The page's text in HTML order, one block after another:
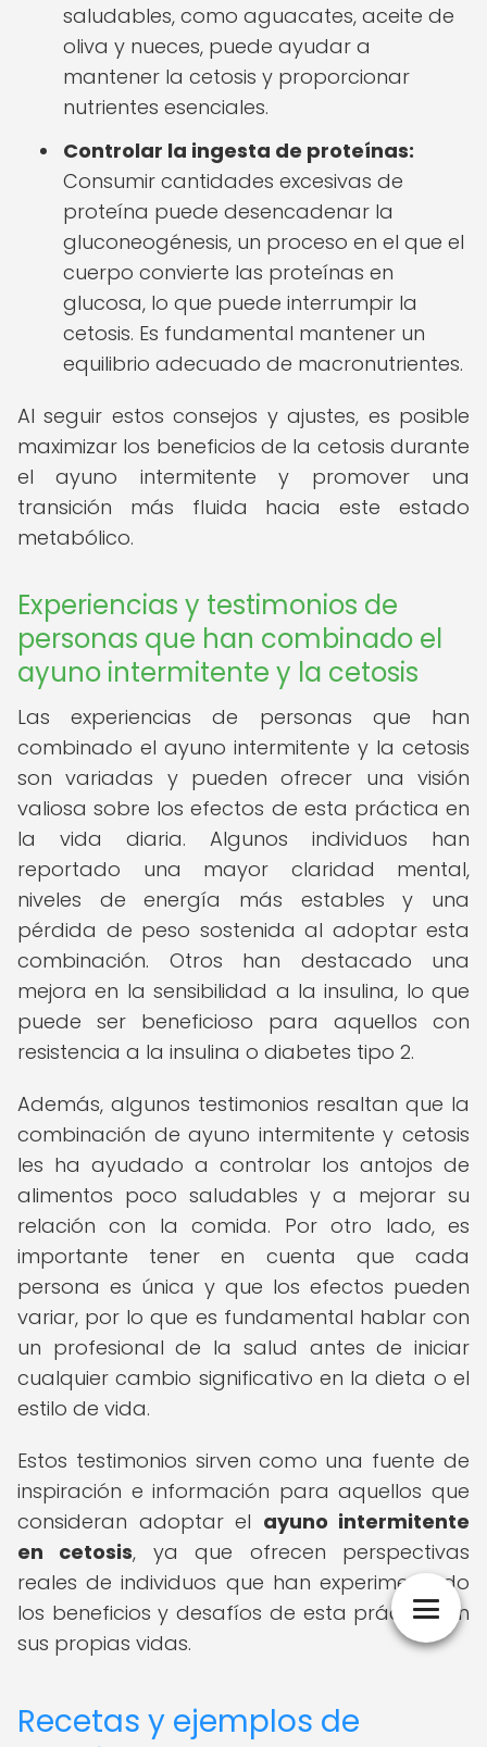
saludables, como aguacates, aceite de
oliva y nueces, puede ayudar a
mantener la cetosis y proporcionar
nutrientes esenciales.
Controlar la ingesta de proteínas:
Consumir cantidades excesivas de
proteína puede desencadenar la
gluconeogénesis, un proceso en el que el
cuerpo convierte las proteínas en
glucosa, lo que puede interrumpir la
cetosis. Es fundamental mantener un
equilibrio adecuado de macronutrientes.
Al seguir estos consejos y ajustes, es posible
maximizar los beneficios de la cetosis durante
el ayuno intermitente y promover una
transición más fluida hacia este estado
metabólico.
Experiencias y testimonios de
personas que han combinado el
ayuno intermitente y la cetosis
Las experiencias de personas que han
combinado el ayuno intermitente y la cetosis
son variadas y pueden ofrecer una visión
valiosa sobre los efectos de esta práctica en
la vida diaria. Algunos individuos han
reportado una mayor claridad mental,
niveles de energía más estables y una
pérdida de peso sostenida al adoptar esta
combinación. Otros han destacado una
mejora en la sensibilidad a la insulina, lo que
puede ser beneficioso para aquellos con
resistencia a la insulina o diabetes tipo 2.
Además, algunos testimonios resaltan que la
combinación de ayuno intermitente y cetosis
les ha ayudado a controlar los antojos de
alimentos poco saludables y a mejorar su
relación con la comida. Por otro lado, es
importante tener en cuenta que cada
persona es única y que los efectos pueden
variar, por lo que es fundamental hablar con
un profesional de la salud antes de iniciar
cualquier cambio significativo en la dieta o el
estilo de vida.
Estos testimonios sirven como una fuente de
inspiración e información para aquellos que
consideran adoptar el ayuno intermitente
en cetosis, ya que ofrecen perspectivas
reales de individuos que han experimentado
los beneficios y desafíos de esta práctica en
sus propias vidas.
Recetas y ejemplos de